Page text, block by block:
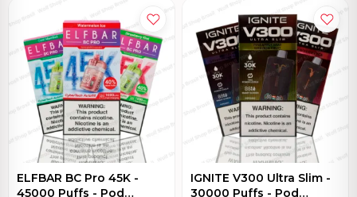
ELFBAR BC Pro 45K -
45000 Puffs - Pod
IGNITE V300 Ultra Slim -
30000 Puffs - Pod